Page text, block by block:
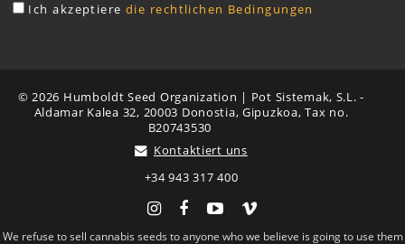
Ich akzeptieredie rechtlichen Bedingungen
© 2026 Humboldt Seed Organization | Pot Sistemak, S.L. -
Aldamar Kalea 32, 20003 Donostia, Gipuzkoa, Tax no.
B20743530
Kontaktiert uns
+34 943 317 400
Instagram
Facebook
YouTube
We refuse to sell cannabis seeds to anyone who we believe is going to use them